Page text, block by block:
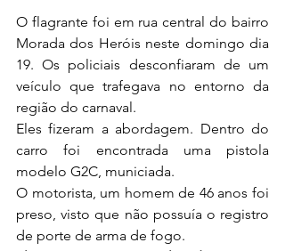
O flagrante foi em rua central do bairro
Morada dos Heróis neste domingo dia
19. Os policiais desconfiaram de um
veículo que trafegava no entorno da
região do carnaval.
Eles fizeram a abordagem. Dentro do
carro foi encontrada uma pistola
modelo G2C, municiada.
O motorista, um homem de 46 anos foi
preso, visto que não possuía o registro
de porte de arma de fogo.